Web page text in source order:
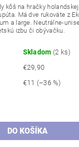
kôš na hračky
Má dve rukoväte z
a large. Neutrálne-
izbu či obývačku.
Skladom (2 ks)
€29,90
€11 (–36 %)